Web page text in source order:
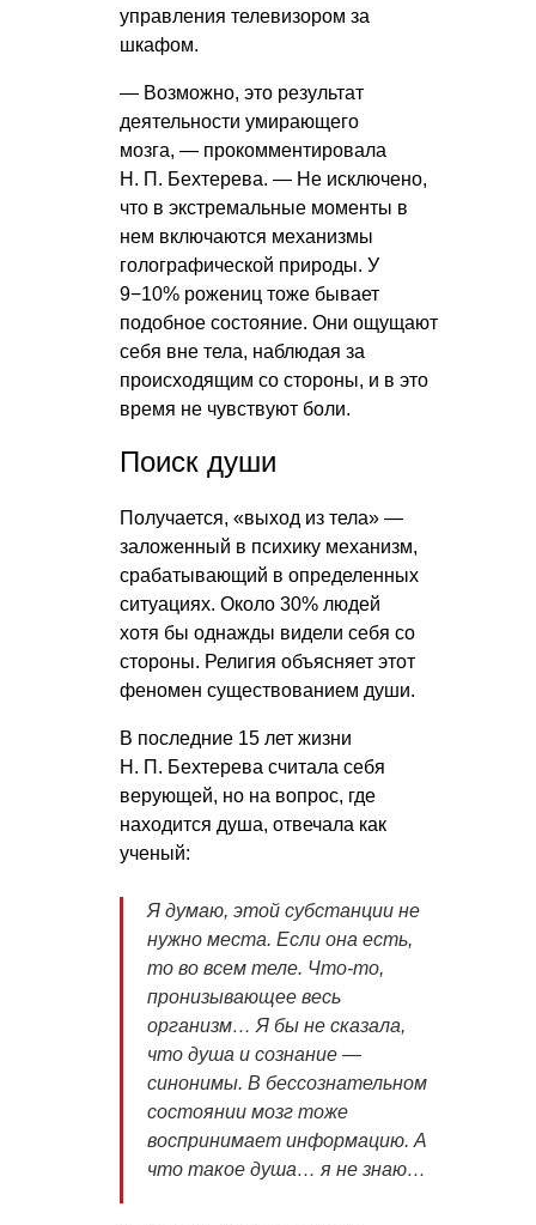
управления телевизором за
шкафом.
— Возможно, это результат
деятельности умирающего
мозга, — прокомментировала
Н. П. Бехтерева. — Не исключено,
что в экстремальные моменты в
нем включаются механизмы
голографической природы. У
9−10% рожениц тоже бывает
подобное состояние. Они ощущают
себя вне тела, наблюдая за
происходящим со стороны, и в это
время не чувствуют боли.
Поиск души
Получается, «выход из тела» —
заложенный в психику механизм,
срабатывающий в определенных
ситуациях. Около 30% людей
хотя бы однажды видели себя со
стороны. Религия объясняет этот
феномен существованием души.
В последние 15 лет жизни
Н. П. Бехтерева считала себя
верующей, но на вопрос, где
находится душа, отвечала как
ученый:
Я думаю, этой субстанции не
нужно места. Если она есть,
то во всем теле. Что-то,
пронизывающее весь
организм… Я бы не сказала,
что душа и сознание —
синонимы. В бессознательном
состоянии мозг тоже
воспринимает информацию. А
что такое душа… я не знаю…